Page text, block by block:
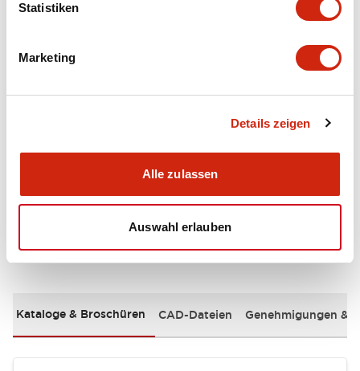
Statistiken
Marketing
Details zeigen
Alle zulassen
Auswahl erlauben
Electrical Specifications (rated illuminated
Dokumente und Dateien
Kataloge & Broschüren CAD-Dateien Genehmigungen &